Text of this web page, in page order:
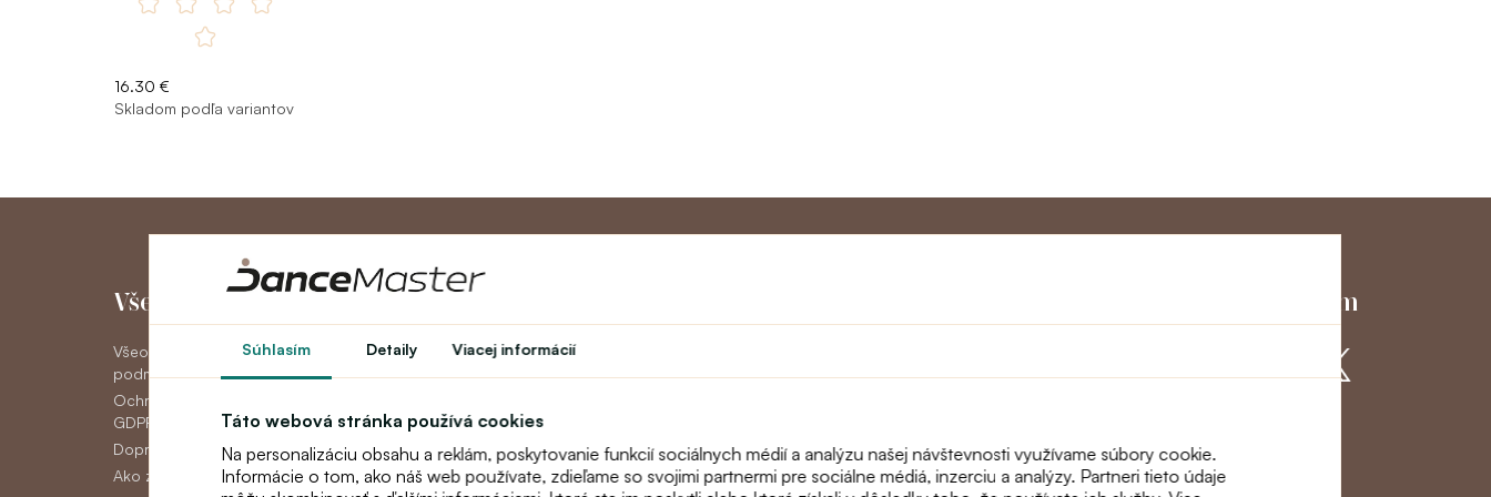
Súhlasím Detaily Viacej informácií
Táto webová stránka používá cookies
Na personalizáciu obsahu a reklám, poskytovanie funkcií sociálnych médií a analýzu našej návštevnosti využívame súbory cookie.
Informácie o tom, ako náš web používate, zdieľame so svojimi partnermi pre sociálne médiá, inzerciu a analýzy. Partneri tieto údaje
16.30 €
Skladom podľa variantov
Všetko o nákupe
Všeobecné obchodné
podmienky
Ochrana osobných údajov
GDPR
Doprava
Ako zaplatiť
Môj účet
História objednávok
Študent
Kontakt
odstúpenie
Mapa stránok
Pridajte sa k nám